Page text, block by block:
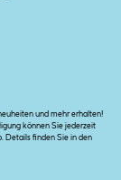
und mehr erhalten!
können Sie jederzeit
Details finden Sie in den